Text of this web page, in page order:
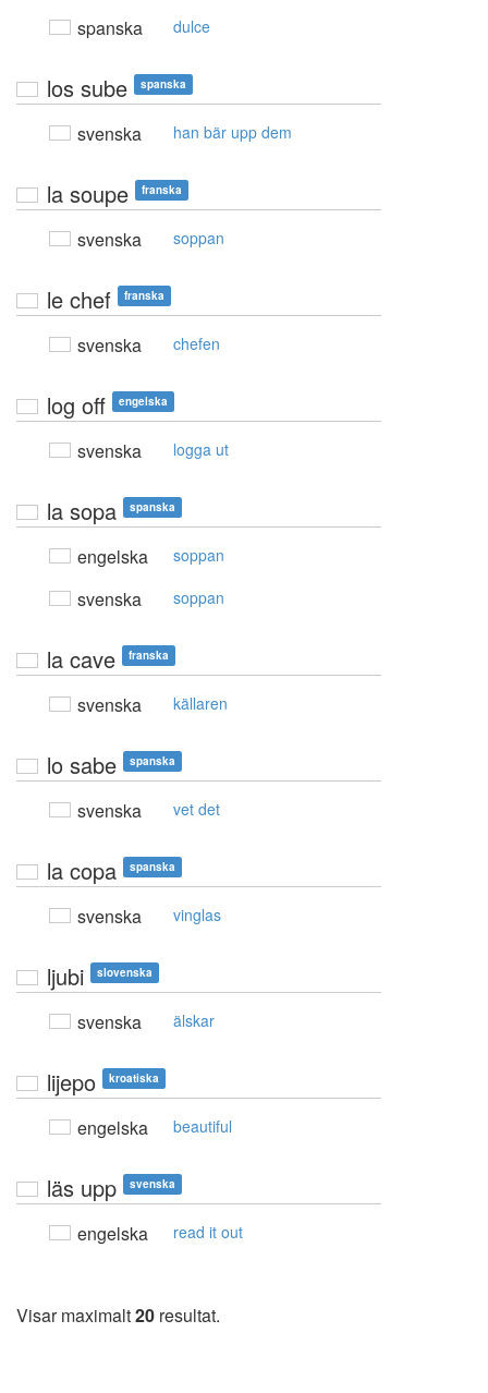
spanska dulce
los sube spanska
svenska han bär upp dem
la soupe franska
svenska soppan
le chef franska
svenska chefen
log off engelska
svenska logga ut
la sopa spanska
engelska soppan
svenska soppan
la cave franska
svenska källaren
lo sabe spanska
svenska vet det
la copa spanska
svenska vinglas
ljubi slovenska
svenska älskar
lijepo kroatiska
engelska beautiful
läs upp svenska
engelska read it out
Visar maximalt20 resultat.